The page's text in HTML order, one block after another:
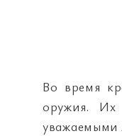
Во время
оружия. Их
уважаемыми